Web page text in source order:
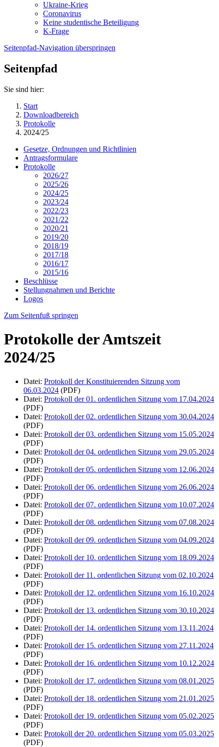
Ukraine-Krieg
Coronavirus
Keine studentische Beteiligung
K-Frage
Seitenpfad-Navigation überspringen
Seitenpfad
Sie sind hier:
Start
Downloadbereich
Protokolle
2024/25
Gesetze, Ordnungen und Richtlinien
Antragsformulare
Protokolle
2026/27
2025/26
2024/25
2023/24
2022/23
2021/22
2020/21
2019/20
2018/19
2017/18
2016/17
2015/16
Beschlüsse
Stellungnahmen und Berichte
Logos
Zum Seitenfuß springen
Protokolle der Amtszeit
2024/25
Datei: Protokoll der Konstituierenden Sitzung vom
06.03.2024 (PDF)
Datei: Protokoll der 01. ordentlichen Sitzung vom 17.04.2024
(PDF)
Datei: Protokoll der 02. ordentlichen Sitzung vom 30.04.2024
(PDF)
Datei: Protokoll der 03. ordentlichen Sitzung vom 15.05.2024
(PDF)
Datei: Protokoll der 04. ordentlichen Sitzung vom 29.05.2024
(PDF)
Datei: Protokoll der 05. ordentlichen Sitzung vom 12.06.2024
(PDF)
Datei: Protokoll der 06. ordentlichen Sitzung vom 26.06.2024
(PDF)
Datei: Protokoll der 07. ordentlichen Sitzung vom 10.07.2024
(PDF)
Datei: Protokoll der 08. ordentlichen Sitzung vom 07.08.2024
(PDF)
Datei: Protokoll der 09. ordentlichen Sitzung vom 04.09.2024
(PDF)
Datei: Protokoll der 10. ordentlichen Sitzung vom 18.09.2024
(PDF)
Datei: Protokoll der 11. ordentlichen Sitzung vom 02.10.2024
(PDF)
Datei: Protokoll der 12. ordentlichen Sitzung vom 16.10.2024
(PDF)
Datei: Protokoll der 13. ordentlichen Sitzung vom 30.10.2024
(PDF)
Datei: Protokoll der 14. ordentlichen Sitzung vom 13.11.2024
(PDF)
Datei: Protokoll der 15. ordentlichen Sitzung vom 27.11.2024
(PDF)
Datei: Protokoll der 16. ordentlichen Sitzung vom 10.12.2024
(PDF)
Datei: Protokoll der 17. ordentlichen Sitzung vom 08.01.2025
(PDF)
Datei: Protokoll der 18. ordentlichen Sitzung vom 21.01.2025
(PDF)
Datei: Protokoll der 19. ordentlichen Sitzung vom 05.02.2025
(PDF)
Datei: Protokoll der 20. ordentlichen Sitzung vom 05.03.2025
(PDF)